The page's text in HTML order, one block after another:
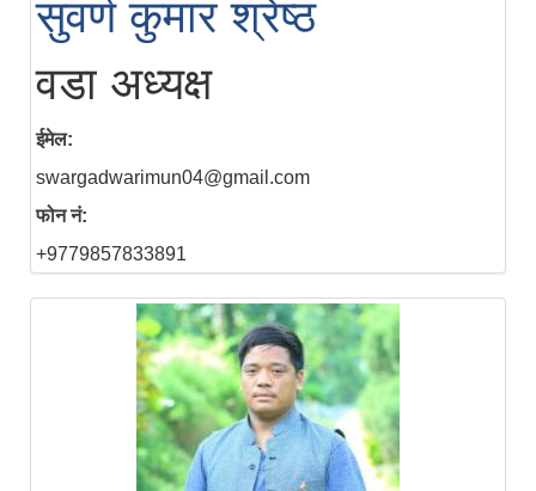
सुवर्ण कुमार श्रेष्ठ
वडा अध्यक्ष
ईमेल:
swargadwarimun04@gmail.com
फोन नं:
+9779857833891